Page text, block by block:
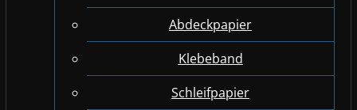
Abdeckpapier
Klebeband
Schleifpapier